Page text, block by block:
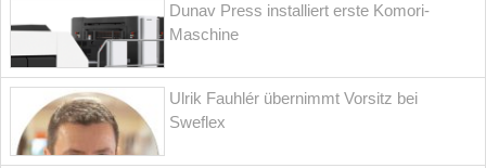
Dunav Press installiert erste Komori-
Maschine
Ulrik Fauhlér übernimmt Vorsitz bei
Sweflex